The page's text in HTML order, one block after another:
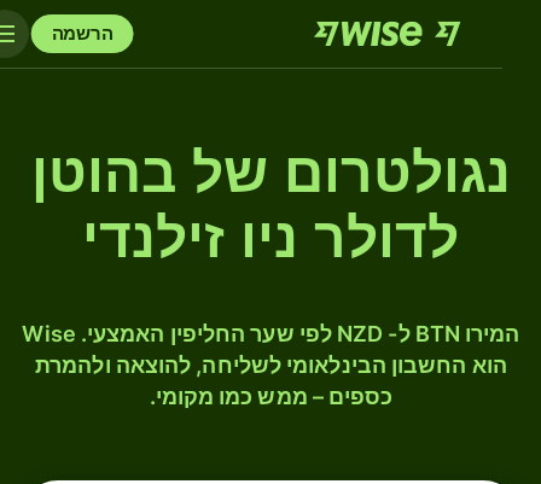
הרשמה
נגולטרום של בהוטן
לדולר ניו זילנדי
המירו BTN ל- NZD לפי שער החליפין האמצעי. Wise
הוא החשבון הבינלאומי לשליחה, להוצאה ולהמרת
כספים – ממש כמו מקומי.